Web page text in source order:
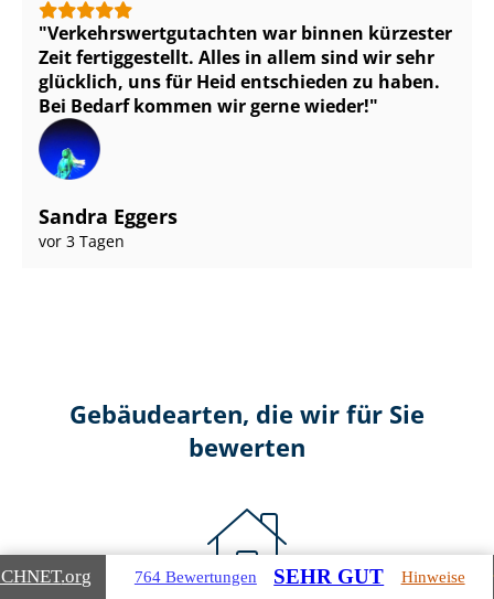
Ver­kehrs­wert­gut­ach­ten war binnen kürzester
Zeit fertiggestellt. Alles in allem sind wir sehr
glücklich, uns für Heid entschieden zu haben.
Bei Bedarf kommen wir gerne wieder!
Sandra Eggers
vor 3 Tagen
Gebäudearten, die wir für Sie
bewerten
.org 764 Bewertungen SEHR GUT Hinweise